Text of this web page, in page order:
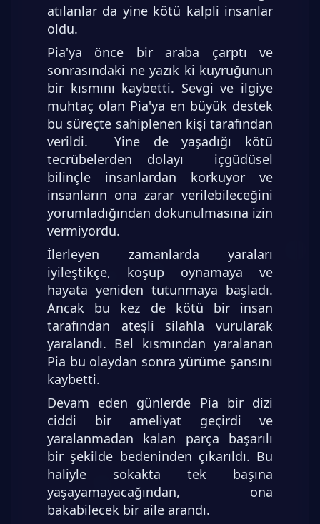
atılanlar da yine kötü kalpli insanlar
oldu.
Pia'ya önce bir araba çarptı ve
sonrasındaki ne yazık ki kuyruğunun
bir kısmını kaybetti. Sevgi ve ilgiye
muhtaç olan Pia'ya en büyük destek
bu süreçte sahiplenen kişi tarafından
verildi. Yine de yaşadığı kötü
tecrübelerden dolayı içgüdüsel
bilinçle insanlardan korkuyor ve
insanların ona zarar verilebileceğini
yorumladığından dokunulmasına izin
vermiyordu.
İlerleyen zamanlarda yaraları
iyileştikçe, koşup oynamaya ve
hayata yeniden tutunmaya başladı.
Ancak bu kez de kötü bir insan
tarafından ateşli silahla vurularak
yaralandı. Bel kısmından yaralanan
Pia bu olaydan sonra yürüme şansını
kaybetti.
Devam eden günlerde Pia bir dizi
ciddi bir ameliyat geçirdi ve
yaralanmadan kalan parça başarılı
bir şekilde bedeninden çıkarıldı. Bu
haliyle sokakta tek başına
yaşayamayacağından, ona
bakabilecek bir aile arandı.